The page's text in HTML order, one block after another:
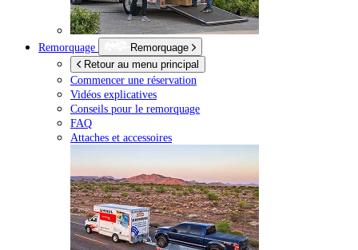
Remorquage
Remorquage
Retour au menu principal
Commencer une réservation
Vidéos explicatives
Conseils pour le remorquage
FAQ
Attaches et accessoires